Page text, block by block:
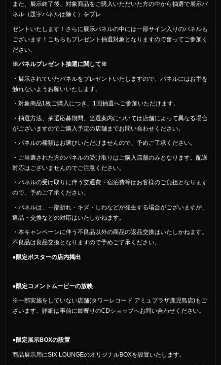
また、展示終了後、対象商品をご購入いただいた方の中から抽選で展示パ
ネル（題字パネルは除く）をプレ
ゼントいたします！さらに展示パネルの中には一部サイン入りのパネルも
ございます！こちらもプレゼント抽選対象となりますので奮ってご参加く
ださい。
※パネルプレゼント抽選に関して※
・展示されていたパネルをプレゼントいたしますので、パネルにはお手を
触れないようお願いいたします。
・対象商品1枚ご購入につき、1回抽選へご参加いただけます。
・抽選方法、抽選応募期間、当選案内については店舗によって異なる場合
がございますのでご購入予定の店舗までお問い合わせください。
・パネルの種類はお選びいただけませんので、予めご了承ください。
・ご当選された方のパネルの受け取りはご購入店舗のみとなります。配送
対応はございませんのでご注意ください。
・パネルの受け取りに伴う交通費・宿泊費等はお客様のご負担となります
ので、予めご了承ください。
・パネルは、一部折れ・キズ・しわなどが発生する場合がございますが、
返品・交換などの対応はいたしかねます。
・本キャンペーンに伴う不良品以外の商品の返品交換はいたしかねます。
不良品は良品交換となりますので予めご了承ください。
●限定ポスターの店内掲出
●限定コメントムービーの放映
※一部実施をしていない店舗(タワーレコード アミュプラザ鹿児島店)もご
ざいます。詳細は事前に最寄りのCDショップへお問い合わせください。
●限定展示BOXの設置
商品展示用にSIX LOUNGEのオリジナルBOXを設置いたします。